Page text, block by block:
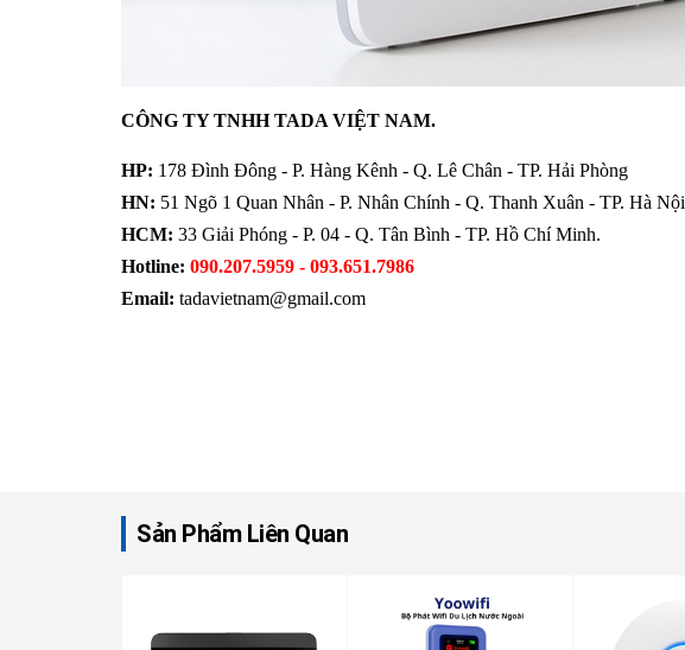
CÔNG TY TNHH TADA VIỆT NAM.
HP: 178 Đình Đông - P. Hàng Kênh - Q. Lê Chân - TP. Hải Phòng
HN: 51 Ngõ 1 Quan Nhân - P. Nhân Chính - Q. Thanh Xuân - TP. Hà Nội
HCM: 33 Giải Phóng - P. 04 - Q. Tân Bình - TP. Hồ Chí Minh.
Hotline: 090.207.5959 - 093.651.7986
Email: tadavietnam@gmail.com
Sản Phẩm Liên Quan